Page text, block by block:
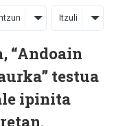
Itzuli
“Andoain
testua
ipinita